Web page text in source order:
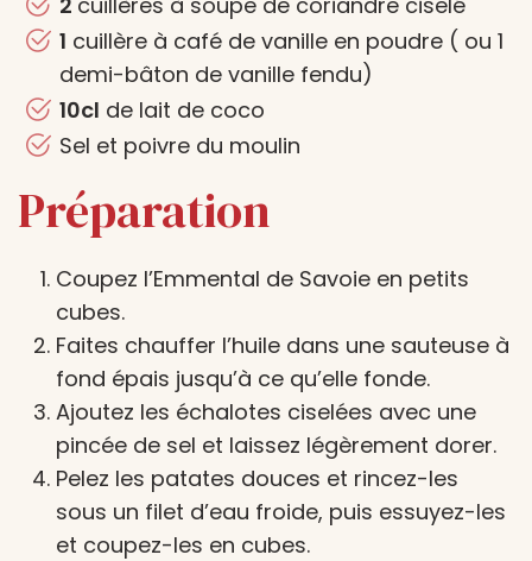
1 cuillère à café de vanille en poudre ( ou 1
demi-bâton de vanille fendu)
10cl de lait de coco
Sel et poivre du moulin
Préparation
Coupez l’Emmental de Savoie en petits
cubes.
Faites chauffer l’huile dans une sauteuse à
fond épais jusqu’à ce qu’elle fonde.
Ajoutez les échalotes ciselées avec une
pincée de sel et laissez légèrement dorer.
Pelez les patates douces et rincez-les
sous un filet d’eau froide, puis essuyez-les
et coupez-les en cubes.